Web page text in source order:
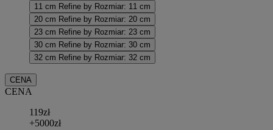
11 cm Refine by Rozmiar: 11 cm
20 cm Refine by Rozmiar: 20 cm
23 cm Refine by Rozmiar: 23 cm
30 cm Refine by Rozmiar: 30 cm
32 cm Refine by Rozmiar: 32 cm
CENA
CENA
119zł
+5000zł